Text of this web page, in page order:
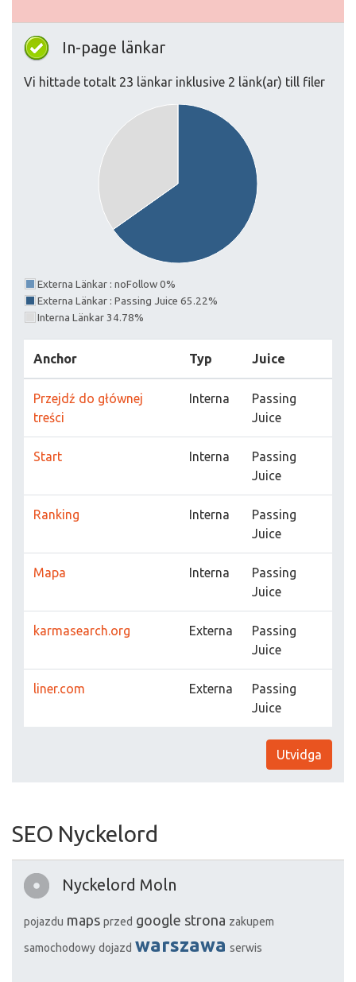
In-page länkar
Vi hittade totalt 23 länkar inklusive 2 länk(ar) till filer
Externa Länkar : noFollow 0%
Externa Länkar : Passing Juice 65.22%
Interna Länkar 34.78%
Anchor Typ Juice
Przejdź do głównej
treści
Interna
Passing
Juice
Start Interna
Passing
Juice
Ranking Interna
Passing
Juice
Mapa Interna
Passing
Juice
karmasearch.org Externa
Passing
Juice
liner.com Externa
Passing
Juice
Utvidga
SEO Nyckelord
Nyckelord Moln
pojazdu maps przed google strona zakupem
samochodowy dojazd warszawa serwis